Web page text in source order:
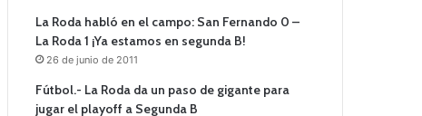
La Roda habló en el campo: San Fernando 0 –
La Roda 1 ¡Ya estamos en segunda B!
26 de junio de 2011
Fútbol.- La Roda da un paso de gigante para
jugar el playoff a Segunda B